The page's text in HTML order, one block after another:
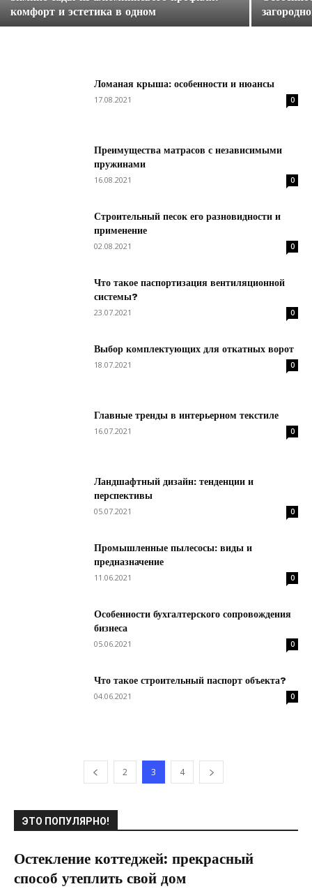
комфорт и эстетика в одном
Ломаная крыша: особенности и нюансы
17.08.2021 0
Преимущества матрасов с независимыми
пружинами
16.08.2021 0
Строительный песок его разновидности и
применение
02.08.2021 0
Что такое паспортизация вентиляционной
системы?
23.07.2021 0
Выбор комплектующих для откатных ворот
18.07.2021 0
Главные тренды в интерьерном текстиле
16.07.2021 0
Ландшафтный дизайн: тенденции и
перспективы
05.07.2021 0
Промышленные пылесосы: виды и
предназначение
11.06.2021 0
Особенности бухгалтерского сопровождения
бизнеса
05.06.2021 0
Что такое строительный паспорт объекта?
04.06.2021 0
2 3 4
ЭТО ПОПУЛЯРНО!
Остекление коттеджей: прекрасный
способ утеплить свой дом
08.11.2019